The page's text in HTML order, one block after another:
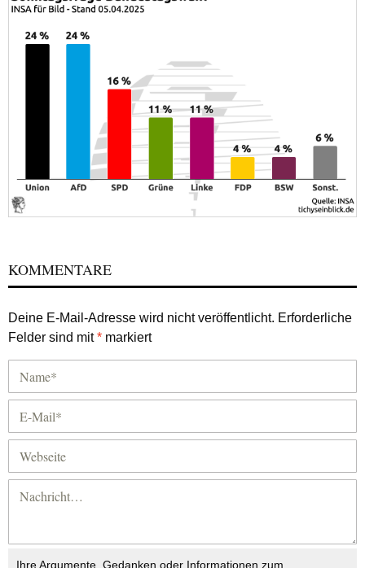
KOMMENTARE
Deine E-Mail-Adresse wird nicht veröffentlicht. Erforderliche
Felder sind mit* markiert
Ihre Argumente, Gedanken oder Informationen zum